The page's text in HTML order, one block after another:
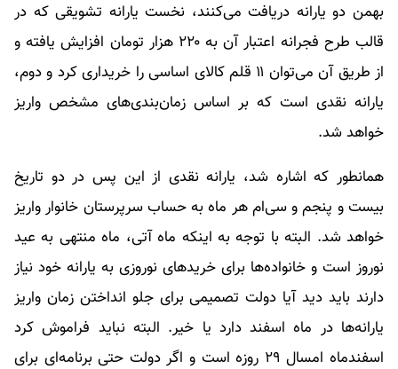
بهمن دو یارانه دریافت می‌کنند، نخست یارانه تشویقی که در
قالب طرح فجرانه اعتبار آن به ۲۲۰ هزار تومان افزایش یافته و
از طریق آن می‌توان ۱۱ قلم کالای اساسی را خریداری کرد و دوم،
یارانه نقدی است که بر اساس زمان‌بندی‌های مشخص واریز
خواهد شد.
همانطور که اشاره شد، یارانه نقدی از این پس در دو تاریخ
بیست و پنجم و سی‌ام هر ماه به حساب سرپرستان خانوار واریز
خواهد شد. البته با توجه به اینکه ماه آتی، ماه منتهی به عید
نوروز است و خانواده‌ها برای خریدهای نوروزی به یارانه خود نیاز
دارند باید دید آیا دولت تصمیمی برای جلو انداختن زمان واریز
یارانه‌ها در ماه اسفند دارد یا خیر. البته نباید فراموش کرد
اسفندماه امسال ۲۹ روزه است و اگر دولت حتی برنامه‌ای برای